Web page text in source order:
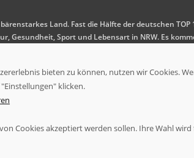
Land. Fast die Hälfte der deutschen
Gesundheit, Sport und Lebensart in NRW. Es
bieten zu können, nutzen wir Cookies.
klicken.
Cookies akzeptiert werden sollen. Ihre Wahl